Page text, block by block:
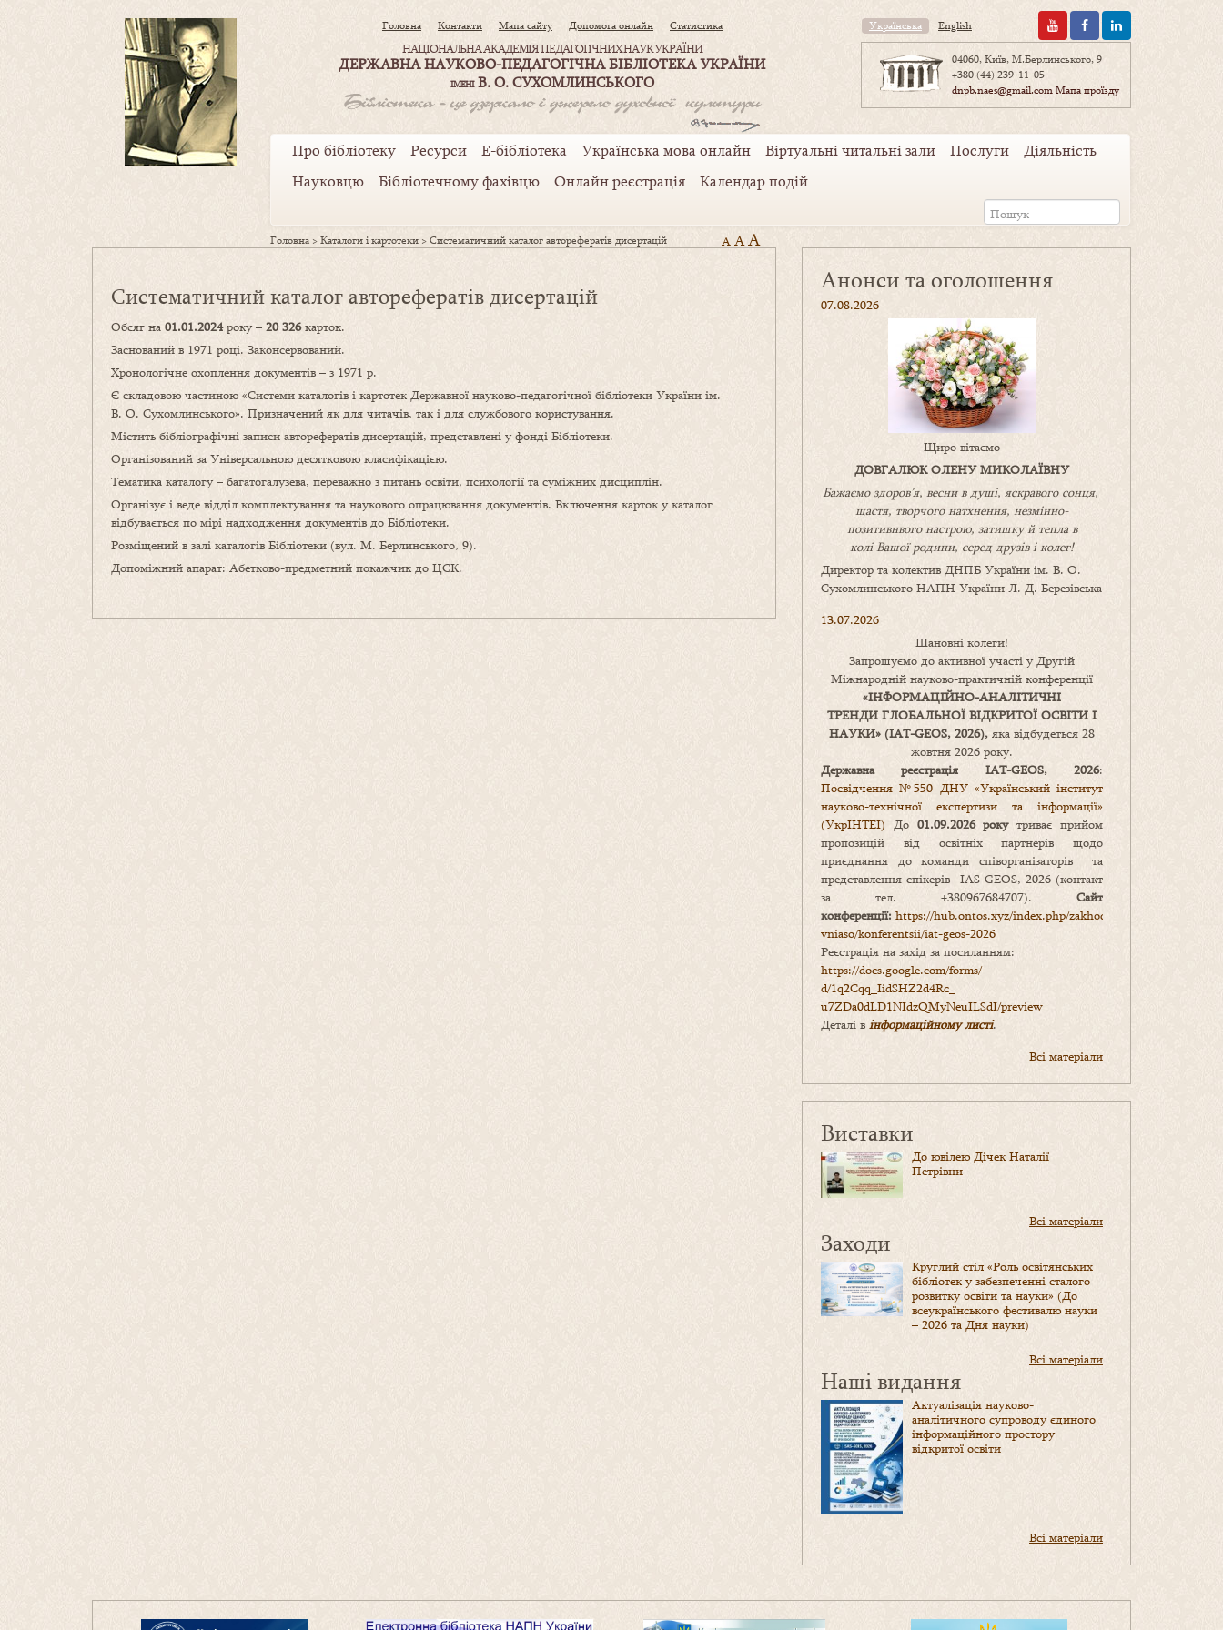
Головна Контакти Мапа сайту Допомога онлайн Статистика
НАЦІОНАЛЬНА АКАДЕМІЯ ПЕДАГОГІЧНИХ НАУК УКРАЇНИ
ДЕРЖАВНА НАУКОВО-ПЕДАГОГІЧНА БІБЛІОТЕКА УКРАЇНИ
ІМЕНІВ. О. СУХОМЛИНСЬКОГО
Українська English
04060, Київ, М.Берлинського, 9
+380 (44) 239-11-05
dnpb.naes@gmail.comМапа проїзду
Про бібліотеку Ресурси Е-бібліотека Українська мова онлайн Віртуальні читальні зали Послуги
Діяльність
Науковцю
Бібліотечному фахівцю Онлайн реєстрація Календар подій
Головна >Каталоги і картотеки >Систематичний каталог авторефератів дисертацій A AA
Систематичний каталог авторефератів дисертацій
Обсяг на 01.01.2024року – 20 326карток.
Заснований в 1971 році. Законсервований.
Хронологічне охоплення документів – з 1971 р.
Є складовою частиною «Системи каталогів і кар­тотек Державної науково-педагогічної бібліотеки України ім.
В. О. Сухомлинського». Призначений як для читачів, так і для службового ко­ристу­вання.
Містить бібліографічні записи авторефератів дисертацій, представлені у фонді Бібліотеки.
Організований за Універсальною десятковою класифікацією.
Тематика каталогу – багатогалузева, переважно з питань освіти, психології та суміжних дисциплін.
Організує і веде відділ комплектування та наукового опрацювання документів. Включення карток у каталог
відбувається по мірі надходження документів до Бібліотеки.
Розміщений в залі каталогів Бібліотеки (вул. М. Берлинського, 9).
Допоміжний апарат: Абетково-предметний покажчик до ЦСК.
Анонси та оголошення
07.08.2026
Щиро вітаємо
ДОВГАЛЮК ОЛЕНУ МИКОЛАЇВНУ
Бажаємо здоров’я, весни в душі, яскравого сонця,
щастя, творчого натхнення, незмінно-
позитивнвого настрою, затишкуйтепла в
коліВашоїродини, серед друзів і колег!
Директор та колектив ДНПБ України ім. В. О.
Сухомлинського НАПН України Л. Д. Березівська
13.07.2026
Шановні колеги!
Запрошуємо до активної участі у Другій
Міжнародній науково-практичній конференції
«ІНФОРМАЦІЙНО-АНАЛІТИЧНІ
ТРЕНДИ ГЛОБАЛЬНОЇ ВІДКРИТОЇ ОСВІТИ І
НАУКИ» (IAT-GEOS, 2026), яка відбудеться 28
жовтня 2026 року.
Державна реєстрація IAT-GEOS, 2026:
Посвідчення №550 ДНУ «Український інститут
науково-технічної експертизи та інформації»
(УкрІНТЕІ) До 01.09.2026 рокутриває прийом
пропозицій від освітніх партнерів щодо
приєднання до команди співорганізаторів та
представлення спікерів IAS-GEOS, 2026 (контакт
за тел. +380967684707). Сайт
конференції: https://hub.ontos.xyz/index.php/zakhody-
vniaso/konferentsii/iat-geos-2026
Реєстрація на захід за посиланням:
https://docs.google.com/forms/
d/1q2Cqq_IidSHZ2d4Rc_
u7ZDa0dLD1NIdzQMyNeuILSdI/preview
Деталі в інформаційному листі.
Всі матеріали
Виставки
До ювілею Дічек Наталії
Петрівни
Всі матеріали
Заходи
Круглий стіл «Роль освітянських
бібліотек у забезпеченні сталого
розвитку освіти та науки» (До
всеукраїнського фестивалю науки
– 2026 та Дня науки)
Всі матеріали
Наші видання
Актуалізація науково-
аналітичного супроводу єдиного
інформаційного простору
відкритої освіти
Всі матеріали